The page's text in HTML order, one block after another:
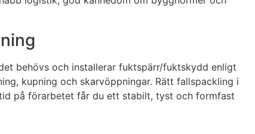
behövs och installerar fuktspärr/fuktskydd enligt
kupning och skarvöppningar. Rätt fallspackling i
på förarbetet får du ett stabilt, tyst och formfast